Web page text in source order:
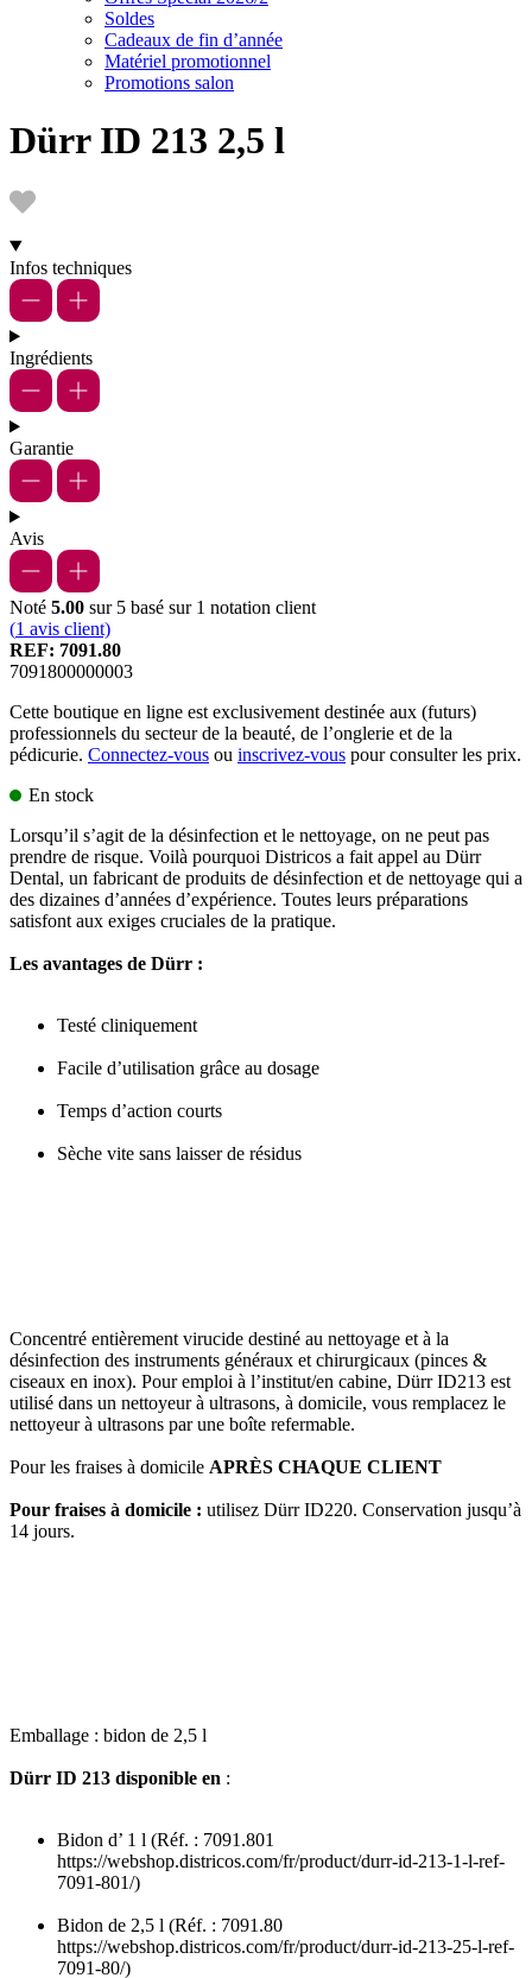
Soldes
Cadeaux de fin d’année
Matériel promotionnel
Promotions salon
Dürr ID 213 2,5 l
Infos techniques
Ingrédients
Garantie
Avis
Noté 5.00 sur 5 basé sur 1 notation client
(1 avis client)
REF: 7091.80
7091800000003
Cette boutique en ligne est exclusivement destinée aux (futurs)
professionnels du secteur de la beauté, de l’onglerie et de la
pédicurie. Connectez-vous ou inscrivez-vous pour consulter les prix.
En stock
Lorsqu’il s’agit de la désinfection et le nettoyage, on ne peut pas
prendre de risque. Voilà pourquoi Districos a fait appel au Dürr
Dental, un fabricant de produits de désinfection et de nettoyage qui a
des dizaines d’années d’expérience. Toutes leurs préparations
satisfont aux exiges cruciales de la pratique.
Les avantages de Dürr :
Testé cliniquement
Facile d’utilisation grâce au dosage
Temps d’action courts
Sèche vite sans laisser de résidus
Concentré entièrement virucide destiné au nettoyage et à la
désinfection des instruments généraux et chirurgicaux (pinces &
ciseaux en inox). Pour emploi à l’institut/en cabine, Dürr ID213 est
utilisé dans un nettoyeur à ultrasons, à domicile, vous remplacez le
nettoyeur à ultrasons par une boîte refermable.
Pour les fraises à domicile APRÈS CHAQUE CLIENT
Pour fraises à domicile : utilisez Dürr ID220. Conservation jusqu’à
14 jours.
Emballage : bidon de 2,5 l
Dürr ID 213 disponible en :
Bidon d’ 1 l (Réf. : 7091.801
https://webshop.districos.com/fr/product/durr-id-213-1-l-ref-
7091-801/)
Bidon de 2,5 l (Réf. : 7091.80
https://webshop.districos.com/fr/product/durr-id-213-25-l-ref-
7091-80/)